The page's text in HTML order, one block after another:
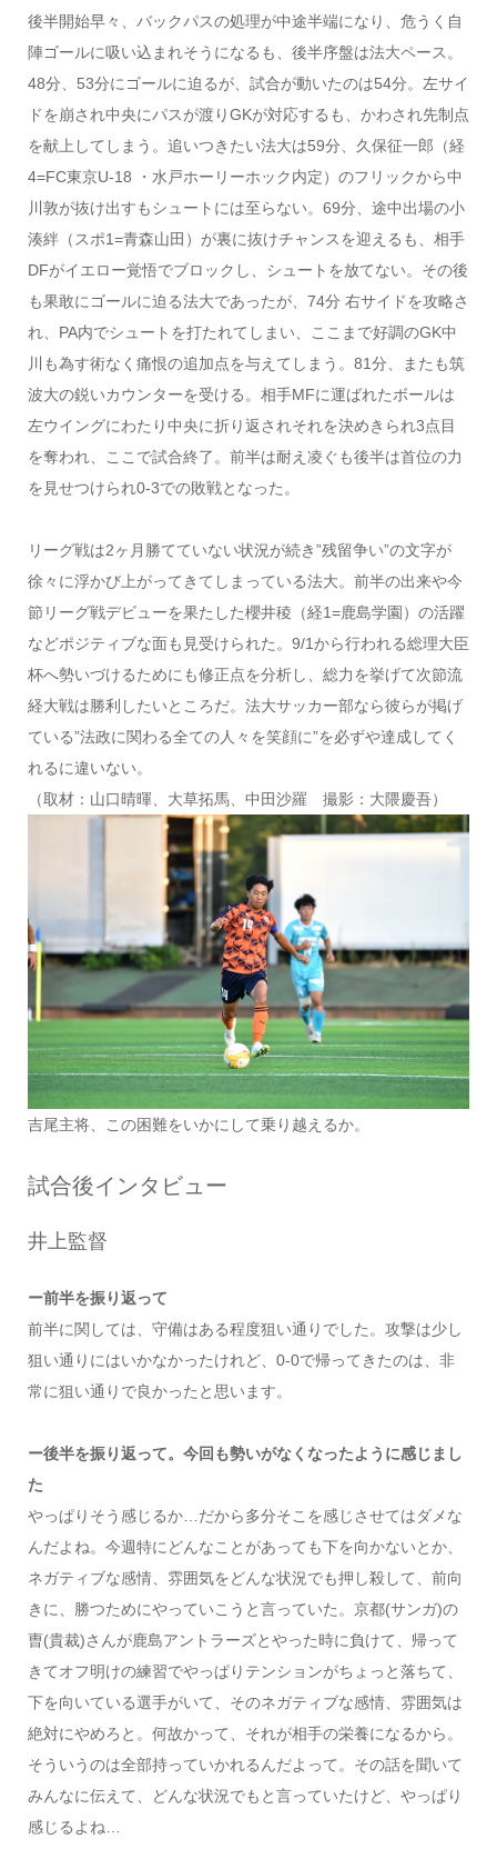
後半開始早々、バックパスの処理が中途半端になり、危うく自
陣ゴールに吸い込まれそうになるも、後半序盤は法大ペース。
48分、53分にゴールに迫るが、試合が動いたのは54分。左サイ
ドを崩され中央にパスが渡りGKが対応するも、かわされ先制点
を献上してしまう。追いつきたい法大は59分、久保征一郎（経
4=FC東京U-18 ・水戸ホーリーホック内定）のフリックから中
川敦が抜け出すもシュートには至らない。69分、途中出場の小
湊絆（スポ1=青森山田）が裏に抜けチャンスを迎えるも、相手
DFがイエロー覚悟でブロックし、シュートを放てない。その後
も果敢にゴールに迫る法大であったが、74分 右サイドを攻略さ
れ、PA内でシュートを打たれてしまい、ここまで好調のGK中
川も為す術なく痛恨の追加点を与えてしまう。81分、またも筑
波大の鋭いカウンターを受ける。相手MFに運ばれたボールは
左ウイングにわたり中央に折り返されそれを決めきられ3点目
を奪われ、ここで試合終了。前半は耐え凌ぐも後半は首位の力
を見せつけられ0-3での敗戦となった。
リーグ戦は2ヶ月勝てていない状況が続き”残留争い”の文字が
徐々に浮かび上がってきてしまっている法大。前半の出来や今
節リーグ戦デビューを果たした櫻井稜（経1=鹿島学園）の活躍
などポジティブな面も見受けられた。9/1から行われる総理大臣
杯へ勢いづけるためにも修正点を分析し、総力を挙げて次節流
経大戦は勝利したいところだ。法大サッカー部なら彼らが掲げ
ている”法政に関わる全ての人々を笑顔に”を必ずや達成してく
れるに違いない。
（取材：山口晴暉、大草拓馬、中田沙羅 撮影：大隈慶吾）
吉尾主将、この困難をいかにして乗り越えるか。
試合後インタビュー
井上監督
ー前半を振り返って
前半に関しては、守備はある程度狙い通りでした。攻撃は少し
狙い通りにはいかなかったけれど、0-0で帰ってきたのは、非
常に狙い通りで良かったと思います。
ー後半を振り返って。今回も勢いがなくなったように感じまし
た
やっぱりそう感じるか…だから多分そこを感じさせてはダメな
んだよね。今週特にどんなことがあっても下を向かないとか、
ネガティブな感情、雰囲気をどんな状況でも押し殺して、前向
きに、勝つためにやっていこうと言っていた。京都(サンガ)の
曺(貴裁)さんが鹿島アントラーズとやった時に負けて、帰って
きてオフ明けの練習でやっぱりテンションがちょっと落ちて、
下を向いている選手がいて、そのネガティブな感情、雰囲気は
絶対にやめろと。何故かって、それが相手の栄養になるから。
そういうのは全部持っていかれるんだよって。その話を聞いて
みんなに伝えて、どんな状況でもと言っていたけど、やっぱり
感じるよね…